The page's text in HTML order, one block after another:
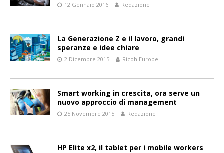
12 Gennaio 2016 Redazione
La Generazione Z e il lavoro, grandi
speranze e idee chiare
2 Dicembre 2015 Ricoh Europe
Smart working in crescita, ora serve un
nuovo approccio di management
25 Novembre 2015 Redazione
HP Elite x2, il tablet per i mobile workers